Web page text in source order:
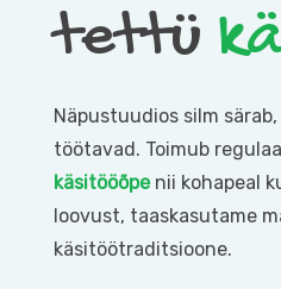
tettü
Näpustuudios silm
töötavad. Toimub
käsitööõpenii kohapeal
loovust, taaskasutame
käsitöötraditsioone.